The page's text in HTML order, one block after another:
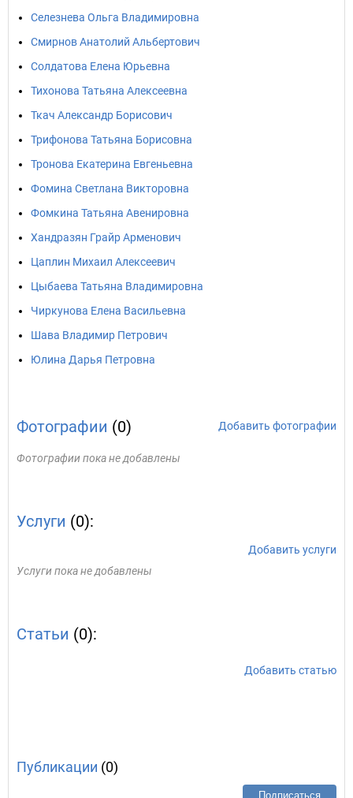
Селезнева Ольга Владимировна
Смирнов Анатолий Альбертович
Солдатова Елена Юрьевна
Тихонова Татьяна Алексеевна
Ткач Александр Борисович
Трифонова Татьяна Борисовна
Тронова Екатерина Евгеньевна
Фомина Светлана Викторовна
Фомкина Татьяна Авенировна
Хандразян Грайр Арменович
Цаплин Михаил Алексеевич
Цыбаева Татьяна Владимировна
Чиркунова Елена Васильевна
Шава Владимир Петрович
Юлина Дарья Петровна
Фотографии (0) Добавить фотографии
Фотографии пока не добавлены
Услуги (0):
Добавить услуги
Услуги пока не добавлены
Статьи (0):
Добавить статью
Публикации (0)
Подписаться